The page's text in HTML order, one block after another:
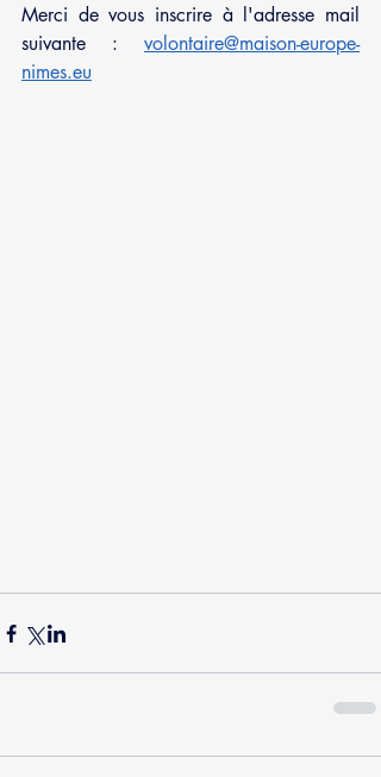
Merci de vous inscrire à l'adresse mail
suivante : volontaire@maison-europe-
nimes.eu